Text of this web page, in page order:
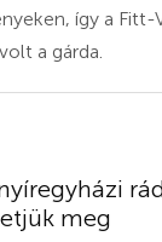
így a Fitt-
a gárda.
meg